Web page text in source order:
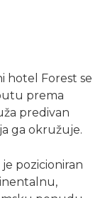
hotel Forest se
prema
predivan
ga okružuje.
pozicioniran